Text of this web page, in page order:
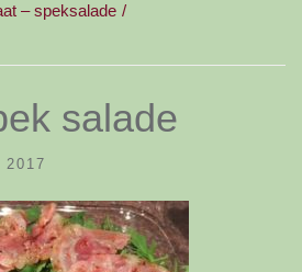
– speksalade
salade
2017